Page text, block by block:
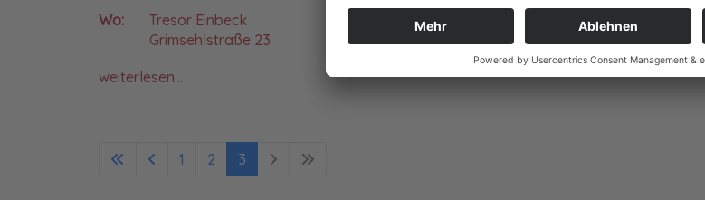
Wo:
Tresor Einbeck
Grimsehlstraße 23
weiterlesen...
1 2 3